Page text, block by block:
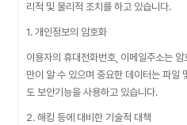
리적 및 물리적 조치를 하고 있습니다.
1. 개인정보의 암호화
이용자의 휴대전화번호, 이메일주소는
만이 알 수 있으며 중요한 데이터는 파일
도 보안기능을 사용하고 있습니다.
2. 해킹 등에 대비한 기술적 대책